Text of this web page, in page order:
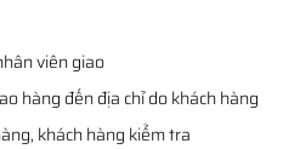
viên giao
hàng đến địa chỉ do khách hàng
khách hàng kiểm tra